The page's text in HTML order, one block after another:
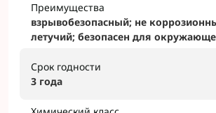
Преимущества
взрывобезопасный; не
летучий; безопасен для
Срок годности
3 года